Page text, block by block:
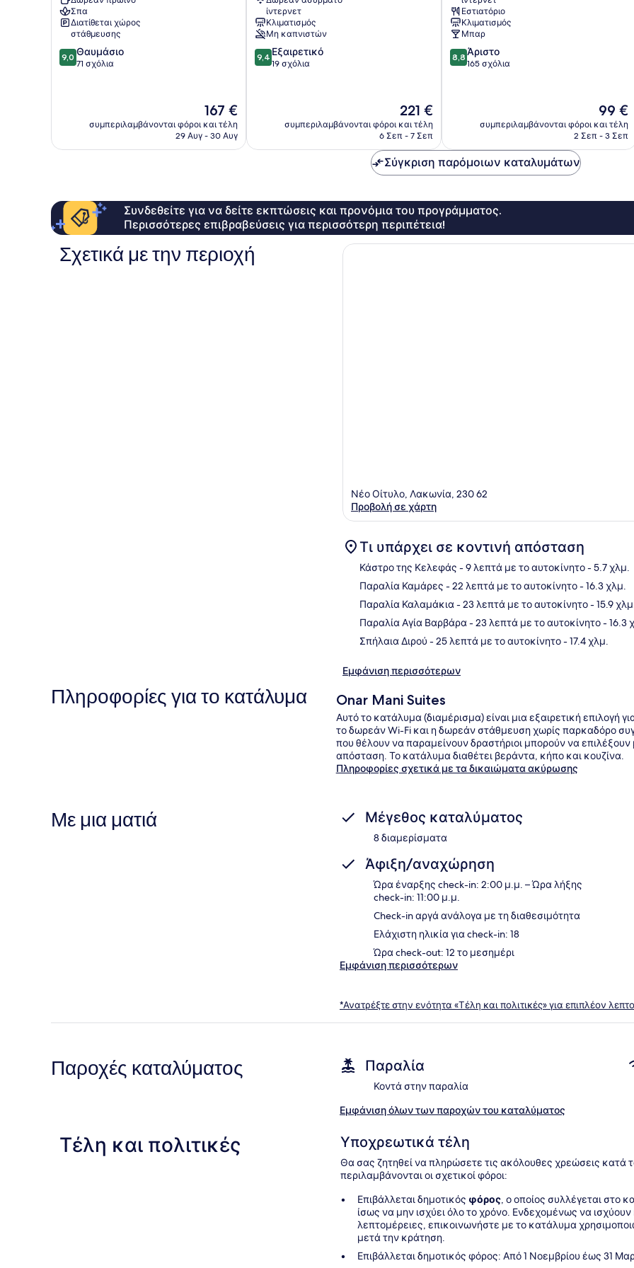
Ανατολική
Μάνη
Σπα
Διατίθεται χώρος
στάθμευσης
9.0
στα
9,0 Θαυμάσιο
71 σχόλια
Η
τιμή
είναι
167 €
συμπεριλαμβάνονται φόροι και τέλη
29 Αυγ - 30 Αυγ
Μάνη
ίντερνετ
Κλιματισμός
Μη καπνιστών
9.4
στα
9,4 Εξαιρετικό
19 σχόλια
Η
τιμή
είναι
221 €
συμπεριλαμβάνονται φόροι και τέλη
6 Σεπ - 7 Σεπ
Εστιατόριο
Κλιματισμός
Μπαρ
8.8
στα
8,8 Άριστο
165 σχόλια
Η
τιμή
είναι
99 €
συμπεριλαμβάνονται φόροι και τέλη
2 Σεπ - 3 Σεπ
Σύγκριση παρόμοιων καταλυμάτων
Συνδεθείτε για να δείτε εκπτώσεις και προνόμια του προγράμματος.
Περισσότερες επιβραβεύσεις για περισσότερη περιπέτεια!
Σχετικά με την περιοχή
Νέο Οίτυλο, Λακωνία, 230 62
Προβολή σε χάρτη
Τι υπάρχει σε κοντινή απόσταση
Κάστρο της Κελεφάς - 9 λεπτά με το αυτοκίνητο- 5.7 χλμ.
Παραλία Καμάρες - 22 λεπτά με το αυτοκίνητο- 16.3 χλμ.
Παραλία Καλαμάκια - 23 λεπτά με το αυτοκίνητο- 15.9 χλμ.
Παραλία Αγία Βαρβάρα - 23 λεπτά με το αυτοκίνητο- 16.3
Σπήλαια Διρού - 25 λεπτά με το αυτοκίνητο- 17.4 χλμ.
Εμφάνιση περισσότερων
Πληροφορίες για το κατάλυμα Onar Mani Suites
Αυτό το κατάλυμα (διαμέρισμα) είναι μια εξαιρετική
το δωρεάν Wi-Fi και η δωρεάν στάθμευση χωρίς παρκαδόρο
που θέλουν να παραμείνουν δραστήριοι μπορούν να
απόσταση. Το κατάλυμα διαθέτει βεράντα, κήπο και κουζίνα.
Πληροφορίες σχετικά με τα δικαιώματα ακύρωσης
Με μια ματιά Μέγεθος καταλύματος
8 διαμερίσματα
Άφιξη/αναχώρηση
Ώρα έναρξης check-in: 2:00 μ.μ. – Ώρα λήξης
check-in: 11:00 μ.μ.
Check-in αργά ανάλογα με τη διαθεσιμότητα
Ελάχιστη ηλικία για check-in: 18
Ώρα check-out: 12 το μεσημέρι
Εμφάνιση περισσότερων
*Ανατρέξτε στην ενότητα «Τέλη και πολιτικές» για επιπλέον
Παροχές καταλύματος Παραλία
Κοντά στην παραλία
Εμφάνιση όλων των παροχών του καταλύματος
Τέλη και πολιτικές Υποχρεωτικά τέλη
Θα σας ζητηθεί να πληρώσετε τις ακόλουθες χρεώσεις κατά
περιλαμβάνονται οι σχετικοί φόροι:
Επιβάλλεται δημοτικός φόρος, ο οποίος συλλέγεται στο
ίσως να μην ισχύει όλο το χρόνο. Ενδεχομένως να
λεπτομέρειες, επικοινωνήστε με το κατάλυμα
μετά την κράτηση.
Επιβάλλεται δημοτικός φόρος: Από 1 Νοεμβρίου έως 31